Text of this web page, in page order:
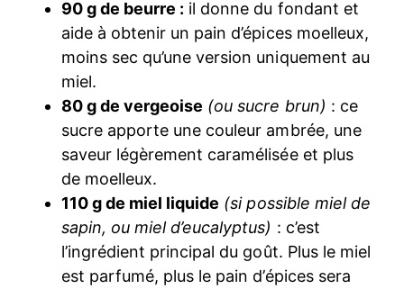
90 g de beurre : il donne du fondant et
aide à obtenir un pain d’épices moelleux,
moins sec qu’une version uniquement au
miel.
80 g de vergeoise (ou sucre brun) : ce
sucre apporte une couleur ambrée, une
saveur légèrement caramélisée et plus
de moelleux.
110 g de miel liquide (si possible miel de
sapin, ou miel d’eucalyptus) : c’est
l’ingrédient principal du goût. Plus le miel
est parfumé, plus le pain d’épices sera